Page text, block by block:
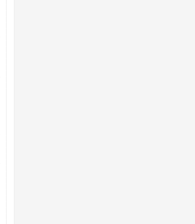
Українські надзвичайники
під час ліквідації масштабної